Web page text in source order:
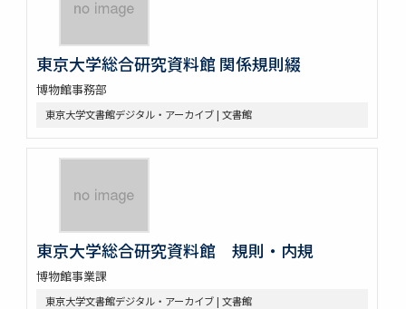
東京大学総合研究資料館 関係規則綴
博物館事務部
東京大学文書館デジタル・アーカイブ | 文書館
東京大学総合研究資料館 規則・内規
博物館事業課
東京大学文書館デジタル・アーカイブ | 文書館